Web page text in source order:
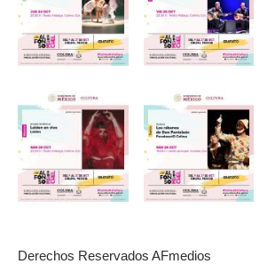
Derechos Reservados AFmedios